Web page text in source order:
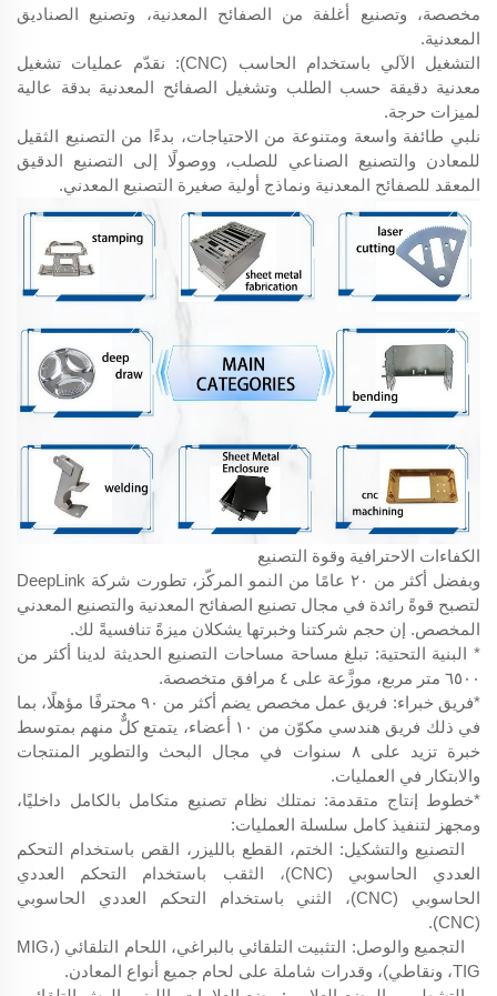
مخصصة، وتصنيع أغلفة من الصفائح المعدنية، وتصنيع الصناديق
المعدنية.
التشغيل الآلي باستخدام الحاسب (CNC): نقدّم عمليات تشغيل
معدنية دقيقة حسب الطلب وتشغيل الصفائح المعدنية بدقة عالية
لميزات حرجة.
نلبي طائفة واسعة ومتنوعة من الاحتياجات، بدءًا من التصنيع الثقيل
للمعادن والتصنيع الصناعي للصلب، ووصولًا إلى التصنيع الدقيق
المعقد للصفائح المعدنية ونماذج أولية صغيرة التصنيع المعدني.
الكفاءات الاحترافية وقوة التصنيع
وبفضل أكثر من ٢٠ عامًا من النمو المركّز، تطورت شركة DeepLink
لتصبح قوةً رائدة في مجال تصنيع الصفائح المعدنية والتصنيع المعدني
المخصص. إن حجم شركتنا وخبرتها يشكلان ميزةً تنافسيةً لك.
* البنية التحتية: تبلغ مساحة مساحات التصنيع الحديثة لدينا أكثر من
٦٥٠٠ متر مربع، موزَّعة على ٤ مرافق متخصصة.
*فريق خبراء: فريق عمل مخصص يضم أكثر من ٩٠ محترفًا مؤهلًا، بما
في ذلك فريق هندسي مكوّن من ١٠ أعضاء، يتمتع كلٌّ منهم بمتوسط
خبرة تزيد على ٨ سنوات في مجال البحث والتطوير المنتجات
والابتكار في العمليات.
*خطوط إنتاج متقدمة: نمتلك نظام تصنيع متكامل بالكامل داخليًا،
ومجهز لتنفيذ كامل سلسلة العمليات:
التصنيع والتشكيل: الختم، القطع بالليزر، القص باستخدام التحكم
العددي الحاسوبي (CNC)، الثقب باستخدام التحكم العددي
الحاسوبي (CNC)، الثني باستخدام التحكم العددي الحاسوبي
(CNC).
التجميع والوصل: التثبيت التلقائي بالبراغي، اللحام التلقائي (MIG،
TIG، ونقاطي)، وقدرات شاملة على لحام جميع أنواع المعادن.